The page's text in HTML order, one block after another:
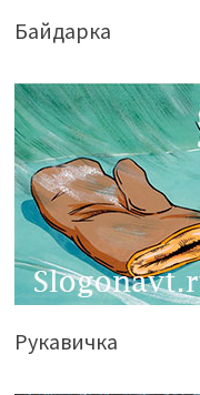
Байдарка
Рукавичка